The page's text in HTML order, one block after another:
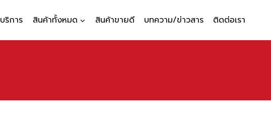
บริการ สินค้าทั้งหมด สินค้าขายดี บทความ/ข่าวสาร ติดต่อเรา